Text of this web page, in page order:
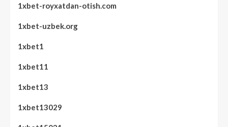
1xbet-royxatdan-otish.com
1xbet-uzbek.org
1xbet1
1xbet11
1xbet13
1xbet13029